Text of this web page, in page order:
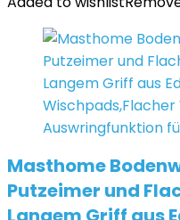
Masthome
Putzeimer und